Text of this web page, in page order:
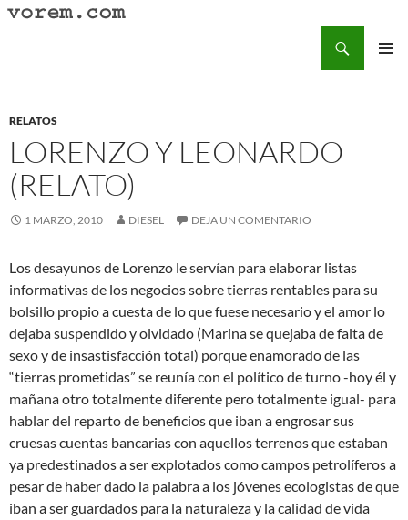
Saltar
RELATOS
LORENZO Y LEONARDO
(RELATO)
1 MARZO, 2010 DIESEL DEJA UN COMENTARIO
Los desayunos de Lorenzo le servían para elaborar listas
informativas de los negocios sobre tierras rentables para su
bolsillo propio a cuesta de lo que fuese necesario y el amor lo
dejaba suspendido y olvidado (Marina se quejaba de falta de
sexo y de insastisfacción total) porque enamorado de las
“tierras prometidas” se reunía con el político de turno -hoy él y
mañana otro totalmente diferente pero totalmente igual- para
hablar del reparto de beneficios que iban a engrosar sus
cruesas cuentas bancarias con aquellos terrenos que estaban
ya predestinados a ser explotados como campos petrolíferos a
pesar de haber dado la palabra a los jóvenes ecologistas de que
iban a ser guardados para la naturaleza y la calidad de vida